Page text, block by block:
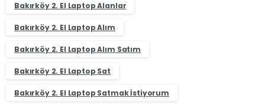
Bakırköy 2. El Laptop Alanlar
Bakırköy 2. El Laptop Alım
Bakırköy 2. El Laptop Alım Satım
Bakırköy 2. El Laptop Sat
Bakırköy 2. El Laptop Satmak İstiyorum